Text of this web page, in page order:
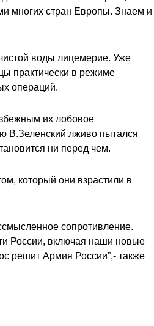
многих стран Европы. Знаем и
воды лицемерие. Уже
практически в режиме
операций.
их лобовое
В.Зеленский лживо пытался
ни перед чем.
который они взрастили в
сопротивление.
России, включая наши новые
решит Армия России”,- также